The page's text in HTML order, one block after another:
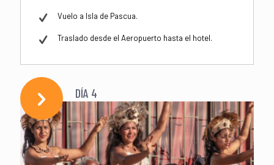
Vuelo a Isla de Pascua.
Traslado desde el Aeropuerto hasta el hotel.
DÍA 4